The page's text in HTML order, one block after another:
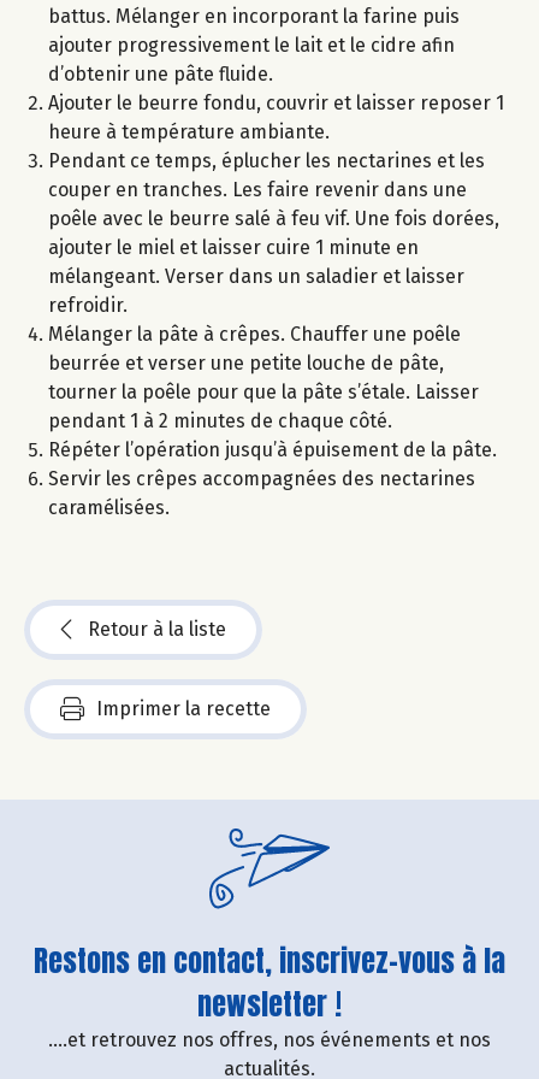
battus. Mélanger en incorporant la farine puis
ajouter progressivement le lait et le cidre afin
d’obtenir une pâte fluide.
Ajouter le beurre fondu, couvrir et laisser reposer 1
heure à température ambiante.
Pendant ce temps, éplucher les nectarines et les
couper en tranches. Les faire revenir dans une
poêle avec le beurre salé à feu vif. Une fois dorées,
ajouter le miel et laisser cuire 1 minute en
mélangeant. Verser dans un saladier et laisser
refroidir.
Mélanger la pâte à crêpes. Chauffer une poêle
beurrée et verser une petite louche de pâte,
tourner la poêle pour que la pâte s’étale. Laisser
pendant 1 à 2 minutes de chaque côté.
Répéter l’opération jusqu’à épuisement de la pâte.
Servir les crêpes accompagnées des nectarines
caramélisées.
Retour à la liste
Imprimer la recette
Restons en contact, inscrivez-vous à la
newsletter !
....et retrouvez nos offres, nos événements et nos
actualités.